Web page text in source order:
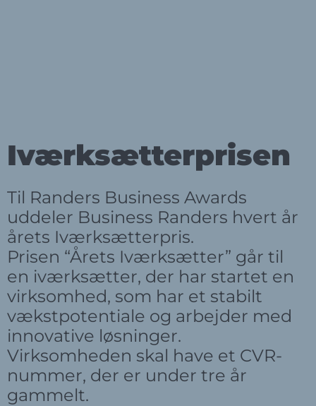
Iværksætterprisen
Til Randers Business Awards
uddeler Business Randers hvert år
årets Iværksætterpris.
Prisen “Årets Iværksætter” går til
en iværksætter, der har startet en
virksomhed, som har et stabilt
vækstpotentiale og arbejder med
innovative løsninger.
Virksomheden skal have et CVR-
nummer, der er under tre år
gammelt.